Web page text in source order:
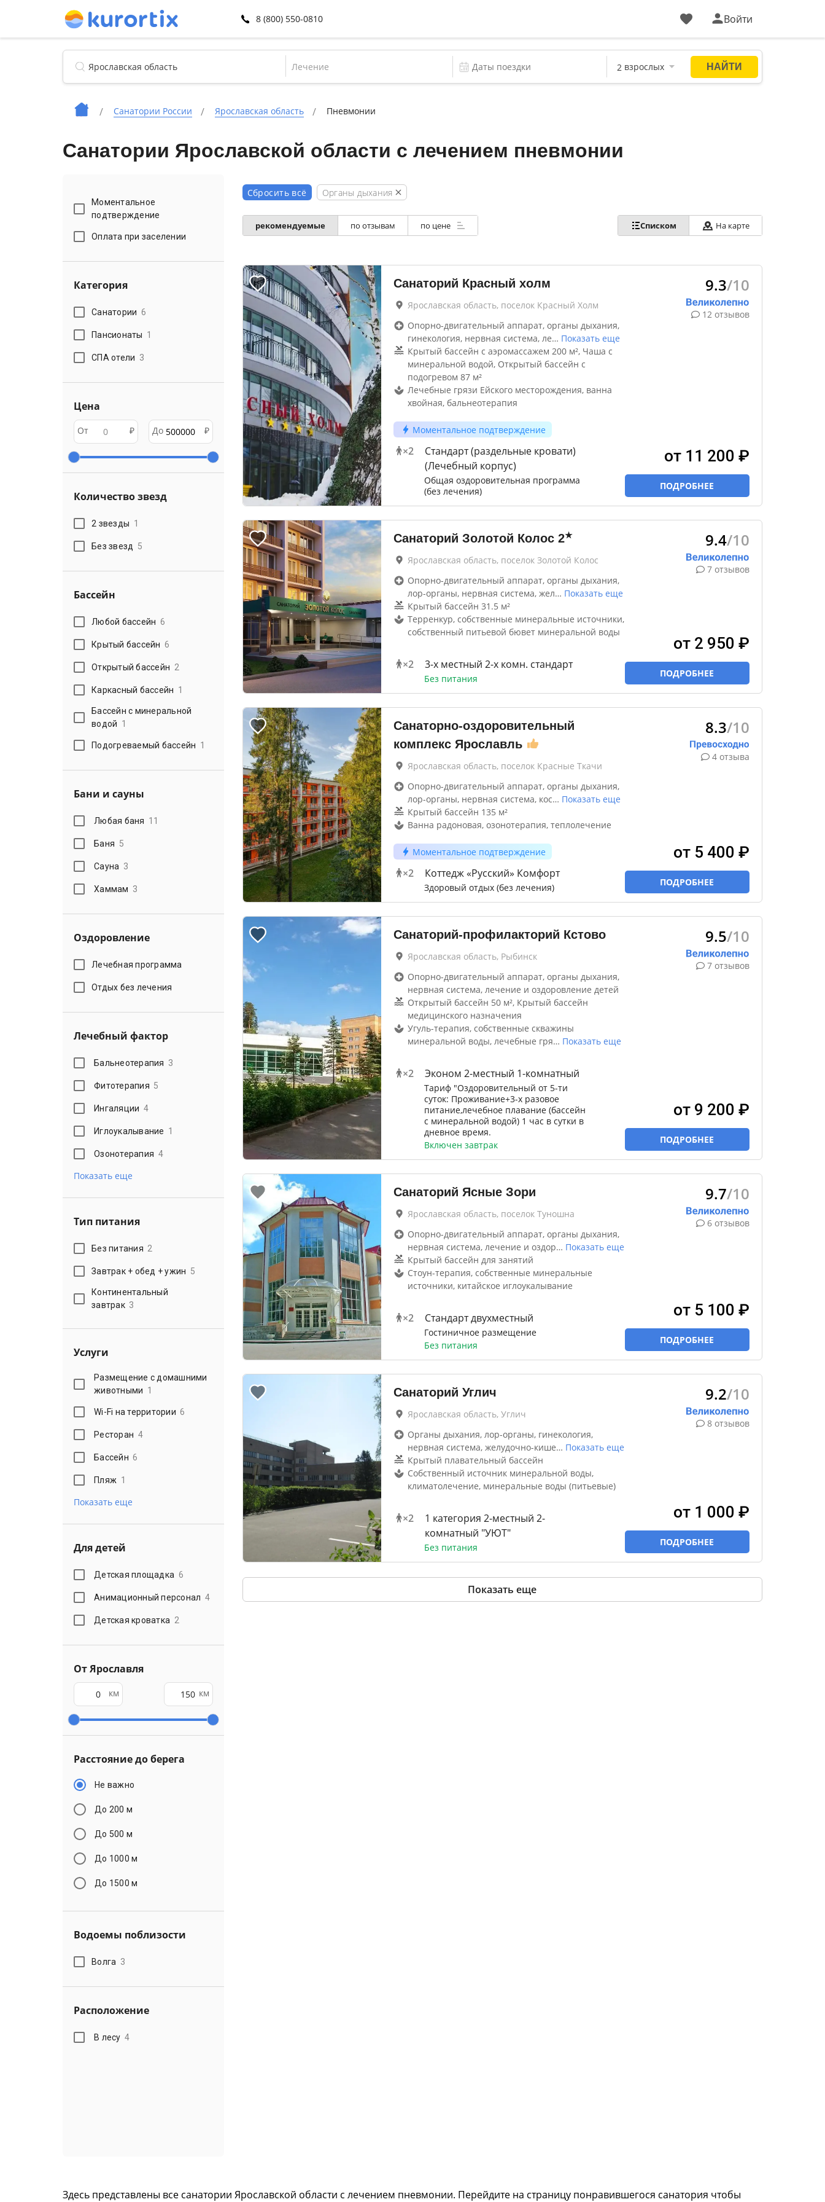
8 (800) 550-0810 Войти
Лечение
Санатории России Ярославская область Пневмонии
Санатории Ярославской области с лечением пневмонии
Моментальное
подтверждение
Оплата при заселении
Категория
Санатории 6
Пансионаты 1
СПА отели 3
Цена
От ₽ До ₽
Количество звезд
2 звезды 1
Без звезд 5
Бассейн
Любой бассейн 6
Крытый бассейн 6
Открытый бассейн 2
Каркасный бассейн 1
Бассейн с минеральной
водой 1
Подогреваемый бассейн 1
Бани и сауны
Любая баня 11
Баня 5
Сауна 3
Хаммам 3
Оздоровление
Лечебная программа
Отдых без лечения
Лечебный фактор
Бальнеотерапия 3
Фитотерапия 5
Ингаляции 4
Иглоукалывание 1
Озонотерапия 4
Показать еще
Тип питания
Без питания 2
Завтрак + обед + ужин 5
Континентальный
завтрак 3
Услуги
Размещение с домашними
животными 1
Wi-Fi на территории 6
Ресторан 4
Бассейн 6
Пляж 1
Показать еще
Для детей
Детская площадка 6
Анимационный персонал 4
Детская кроватка 2
От Ярославля
км км
Расстояние до берега
Не важно
До 200 м
До 500 м
До 1000 м
До 1500 м
Водоемы поблизости
Волга 3
Расположение
В лесу 4
Сбросить всё Органы дыхания
рекомендуемые по отзывам по цене Списком На карте
Санаторий Красный холм
Ярославская область, поселок Красный Холм
Опорно-двигательный аппарат, органы дыхания,
гинекология, нервная система, ле… Показать еще
Крытый бассейн с аэромассажем 200 м², Чаша с
минеральной водой, Открытый бассейн с
подогревом 87 м²
Лечебные грязи Ейского месторождения, ванна
хвойная, бальнеотерапия
Моментальное подтверждение
×2
Стандарт (раздельные кровати)
(Лечебный корпус)
Общая оздоровительная программа
(без лечения)
9.3/10
12 отзывов
от 11 200 ₽
ПОДРОБНЕЕ
Санаторий Золотой Колос 2★
Ярославская область, поселок Золотой Колос
Опорно-двигательный аппарат, органы дыхания,
лор-органы, нервная система, жел… Показать еще
Крытый бассейн 31.5 м²
Терренкур, собственные минеральные источники,
собственный питьевой бювет минеральной воды
×2 3-x местный 2-х комн. стандарт
Без питания
9.4/10
7 отзывов
от 2 950 ₽
ПОДРОБНЕЕ
Санаторно-оздоровительный
комплекс Ярославль
Ярославская область, поселок Красные Ткачи
Опорно-двигательный аппарат, органы дыхания,
лор-органы, нервная система, кос… Показать еще
Крытый бассейн 135 м²
Ванна радоновая, озонотерапия, теплолечение
Моментальное подтверждение
×2 Коттедж «Русский» Комфорт
Здоровый отдых (без лечения)
8.3/10
4 отзыва
от 5 400 ₽
ПОДРОБНЕЕ
Санаторий-профилакторий Кстово
Ярославская область, Рыбинск
Опорно-двигательный аппарат, органы дыхания,
нервная система, лечение и оздоровление детей
Открытый бассейн 50 м², Крытый бассейн
медицинского назначения
Угуль-терапия, собственные скважины
минеральной воды, лечебные гря… Показать еще
×2 Эконом 2-местный 1-комнатный
Тариф "Оздоровительный от 5-ти
суток: Проживание+3-х разовое
питание,лечебное плавание (бассейн
с минеральной водой) 1 час в сутки в
дневное время.
Включен завтрак
9.5/10
7 отзывов
от 9 200 ₽
ПОДРОБНЕЕ
Санаторий Ясные Зори
Ярославская область, поселок Туношна
Опорно-двигательный аппарат, органы дыхания,
нервная система, лечение и оздор… Показать еще
Крытый бассейн для занятий
Стоун-терапия, собственные минеральные
источники, китайское иглоукалывание
×2 Стандарт двухместный
Гостиничное размещение
Без питания
9.7/10
6 отзывов
от 5 100 ₽
ПОДРОБНЕЕ
Санаторий Углич
Ярославская область, Углич
Органы дыхания, лор-органы, гинекология,
нервная система, желудочно-кише… Показать еще
Крытый плавательный бассейн
Собственный источник минеральной воды,
климатолечение, минеральные воды (питьевые)
×2
1 категория 2-местный 2-
комнатный "УЮТ"
Без питания
9.2/10
8 отзывов
от 1 000 ₽
ПОДРОБНЕЕ
Показать еще
Здесь представлены все санатории Ярославской области с лечением пневмонии. Перейдите на страницу понравившегося санатория чтобы